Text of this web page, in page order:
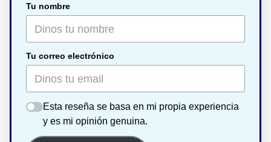
Tu nombre
Tu correo electrónico
Esta reseña se basa en mi propia experiencia
y es mi opinión genuina.